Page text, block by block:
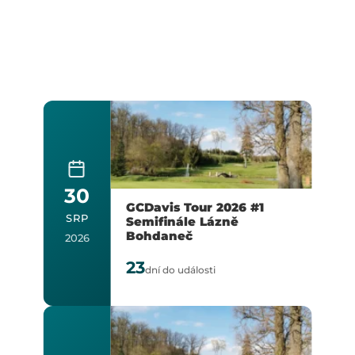
30
SRP
2026
GCDavis Tour 2026 #1
Semifinále Lázně
Bohdaneč
23dní do události